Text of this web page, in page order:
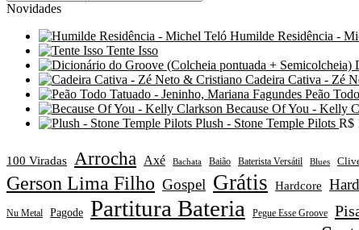
Novidades
Humilde Residência -
Tente Isso
Cadeira Cativa - Zé
Peão
Because Of You - Kelly
Plush - Stone Temple Pilots R$
100 Viradas Arrocha Axé Bachata Baião Baterista Versátil Blues
Gerson Lima Filho Gospel Grátis Hardcore
Nu Metal Pagode Partitura Bateria Pegue Esse Groove